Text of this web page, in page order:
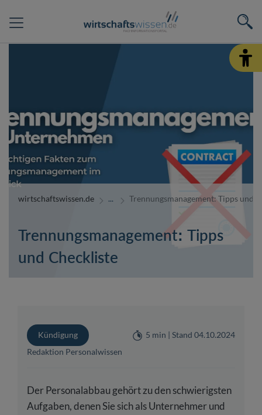
wirtschaftswissen.de Trennungsmanagement: Tipps und
Trennungsmanagement: Tipps
und Checkliste
Kündigung
5 min | Stand 04.10.2024
Redaktion Personalwissen
Der Personalabbau gehört zu den schwierigsten
Aufgaben, denen Sie sich als Unternehmer und